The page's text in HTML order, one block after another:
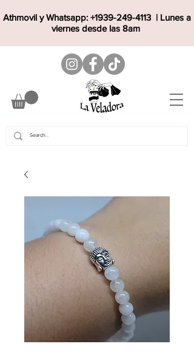
Athmovil y Whatsapp: +1939-249-4113 | Lunes a
viernes desde las 8am